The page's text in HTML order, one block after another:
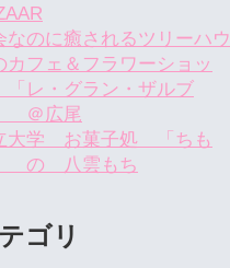
なのに癒されるツリーハウ
カフェ＆フラワーショッ
レ・グラン・ザルブ
＠広尾
大学 お菓子処 「ちも
の 八雲もち
ゴリ